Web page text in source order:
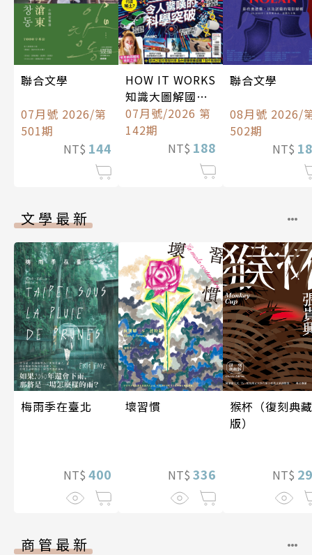
聯合文學
07月號 2026/第
501期
NT$ 144
HOW IT WORKS
知識大圖解國際
中文版
07月號/2026 第
142期
NT$ 188
聯合文學
08月號 2026/
502期
NT$
文學最新
梅雨季在臺北
NT$ 400
壞習慣
NT$ 336
猴杯（復刻典藏
版）
NT$
商管最新